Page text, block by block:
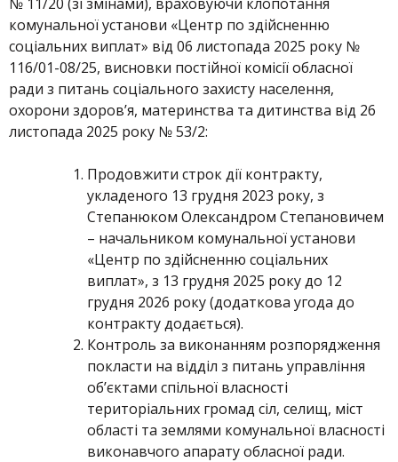
комунальної установи «Центр по здійсненню
соціальних виплат» від 06 листопада 2025 року №
116/01-08/25, висновки постійної комісії обласної
ради з питань соціального захисту населення,
охорони здоров’я, материнства та дитинства від 26
листопада 2025 року № 53/2:
Продовжити строк дії контракту,
укладеного 13 грудня 2023 року, з
Степанюком Олександром Степановичем
– начальником комунальної установи
«Центр по здійсненню соціальних
виплат», з 13 грудня 2025 року до 12
грудня 2026 року (додаткова угода до
контракту додається).
Контроль за виконанням розпорядження
покласти на відділ з питань управління
об’єктами спільної власності
територіальних громад сіл, селищ, міст
області та землями комунальної власності
виконавчого апарату обласної ради.